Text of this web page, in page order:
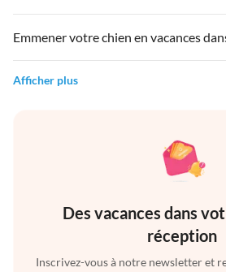
Afficher plus
Des vacances dans
réception
Inscrivez-vous à notre newsletter et